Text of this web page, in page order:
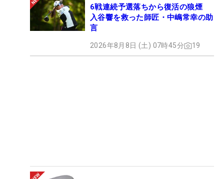
6戦連続予選落ちから復活の狼煙
入谷響を救った師匠・中嶋常幸の助
言
2026年8月8日 (土) 07時45分 19